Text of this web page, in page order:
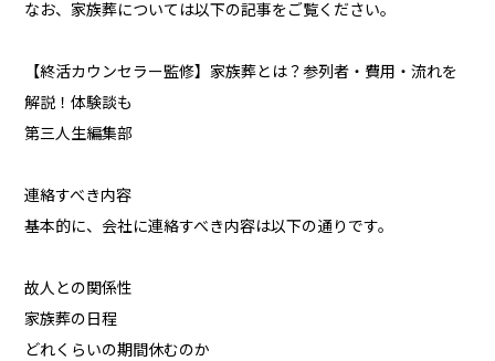
なお、家族葬については以下の記事をご覧ください。
【終活カウンセラー監修】家族葬とは？参列者・費用・流れを
解説！体験談も
第三人生編集部
連絡すべき内容
基本的に、会社に連絡すべき内容は以下の通りです。
故人との関係性
家族葬の日程
どれくらいの期間休むのか